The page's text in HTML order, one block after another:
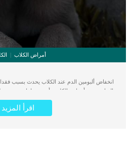
أمراض الكلاب
انخفاض ألبومين الدم عند الكلاب يحدث بسبب
البول بسبب أمراض الكلى ، أو نقص إنتاجه بسبب تلف
المزمن بسبب مرض اساسى يعانى منه الكلب. يجب
صحيح لا هذا مطلوب لمنع السوائل من التسرب من
البطن أو الرئتين. كما يعرف انخفاض ألبومين
اقرأ المزيد